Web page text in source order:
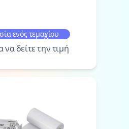
ενός τεμαχίου
να δείτε την τιμή